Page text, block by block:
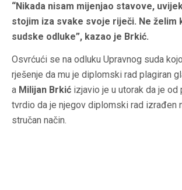
“Nikada nisam mijenjao stavove,
stojim iza svake svoje riječi. Ne želim
sudske odluke”, kazao je Brkić.
Osvrćući se na odluku Upravnog suda
rješenje da mu je diplomski rad plagiran
a Milijan Brkić izjavio je u utorak da je od
tvrdio da je njegov diplomski rad izrađen
stručan način.